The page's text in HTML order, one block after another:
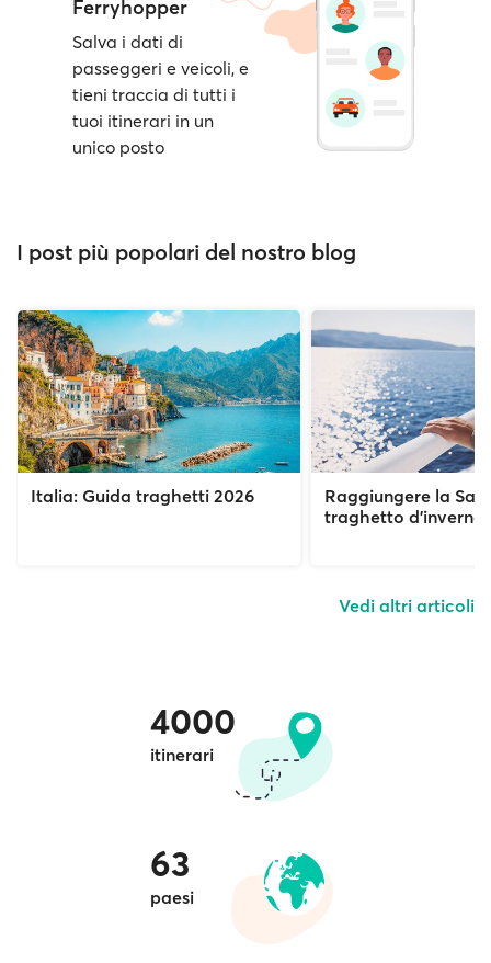
Ferryhopper
Salva i dati di
passeggeri e veicoli, e
tieni traccia di tutti i
tuoi itinerari in un
unico posto
I post più popolari del nostro blog
Italia: Guida traghetti 2026
Raggiungere la
traghetto d’inverno
Vedi altri articoli
4000
itinerari
63
paesi